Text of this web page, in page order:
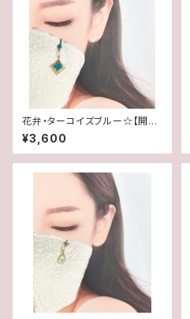
花弁・ターコイズブルー☆【開運
マスクチャーム＆ペンダントトッ
プ】「ターコイズ＆水晶」＊初回チ
ョーカー付き
¥3,600